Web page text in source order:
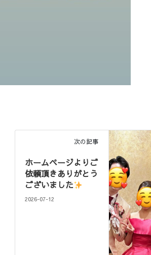
次の記事
ホームページよりご
依頼頂きありがとう
ございました
2026-07-12